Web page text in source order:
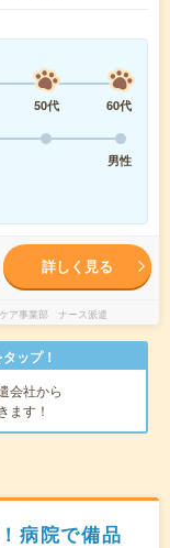
50代
60代
男性
詳しく見る
ア事業部 ナース派遣
ップ！
会社から
ます！
病院で備品